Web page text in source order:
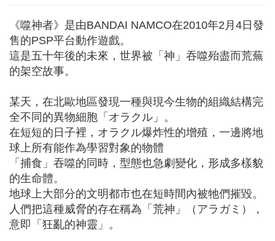
《噬神者》是由BANDAI NAMCO在2010年2月4日發
售的PSP平台動作遊戲。
這是五十年後的未來，世界被「神」吞噬殆盡而荒蕪
的架空故事。
某天，在北歐地區發現一種與現今生物的組織結構完
全不同的異物細胞「オラクル」。
在短短的日子裡，オラクル爆炸性的增殖，一邊將地
球上所有能作為學習對象的物體
「捕食」吞噬的同時，型態也急劇變化，形成多樣貌
的生命體。
地球上大部分的文明都市也在短時間內被牠們摧毀。
人們把這種威脅的存在稱為「荒神」（アラガミ），
意即「狂亂的神靈」。